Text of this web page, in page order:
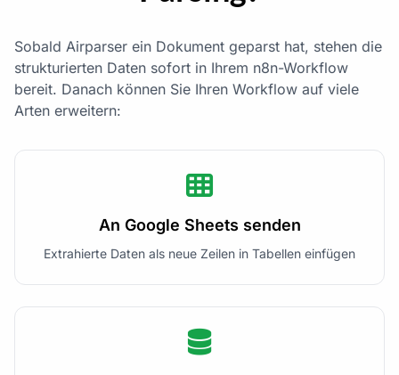
Sobald Airparser ein Dokument geparst hat, stehen die
strukturierten Daten sofort in Ihrem n8n-Workflow
bereit. Danach können Sie Ihren Workflow auf viele
Arten erweitern:
An Google Sheets senden
Extrahierte Daten als neue Zeilen in Tabellen einfügen